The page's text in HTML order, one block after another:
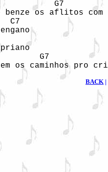
G7
benze os aflitos com
C7
G7
os caminhos pro
BACK |